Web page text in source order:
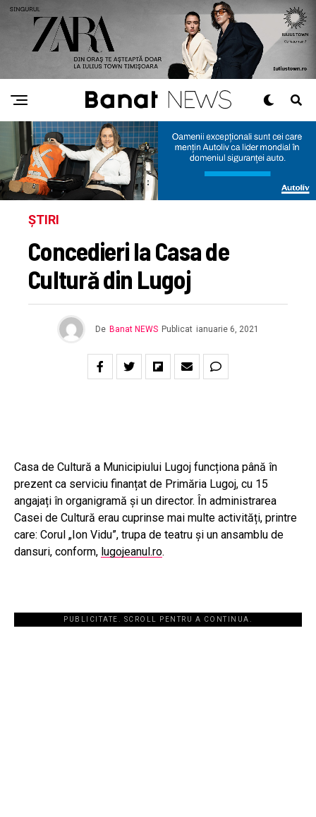
ȘTIRI
Concedieri la Casa de
Cultură din Lugoj
De Banat NEWS Publicat ianuarie 6, 2021
Casa de Cultură a Municipiului Lugoj funcționa până în
prezent ca serviciu finanțat de Primăria Lugoj, cu 15
angajați în organigramă și un director. În administrarea
Casei de Cultură erau cuprinse mai multe activități, printre
care: Corul „Ion Vidu”, trupa de teatru și un ansamblu de
dansuri, conform, lugojeanul.ro.
PUBLICITATE. SCROLL PENTRU A CONTINUA.